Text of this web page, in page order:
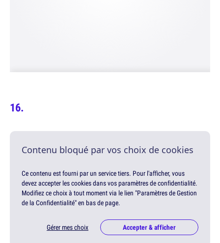
Contenu bloqué par vos choix de cookies
Ce contenu est fourni par un service tiers. Pour l'afficher, vous
devez accepter les cookies dans vos paramètres de confidentialité.
Modifiez ce choix à tout moment via le lien "Paramètres de Gestion
de la Confidentialité" en bas de page.
Gérer mes choix Accepter & afficher